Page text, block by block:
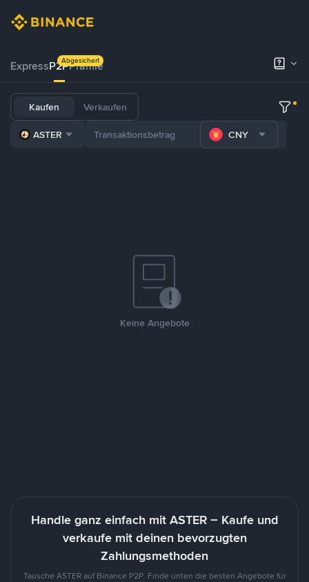
ExpressP2PPrämie
Abgesichert
Kaufen Verkaufen
ASTER CNY
Keine Angebote
Handle ganz einfach mit ASTER – Kaufe und
verkaufe mit deinen bevorzugten
Zahlungsmethoden
Tausche ASTER auf Binance P2P. Finde unten die besten Angebote für